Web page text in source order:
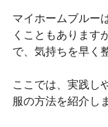
マイホームブルー
くこともあります
で、気持ちを早く
ここでは、実践し
服の方法を紹介し